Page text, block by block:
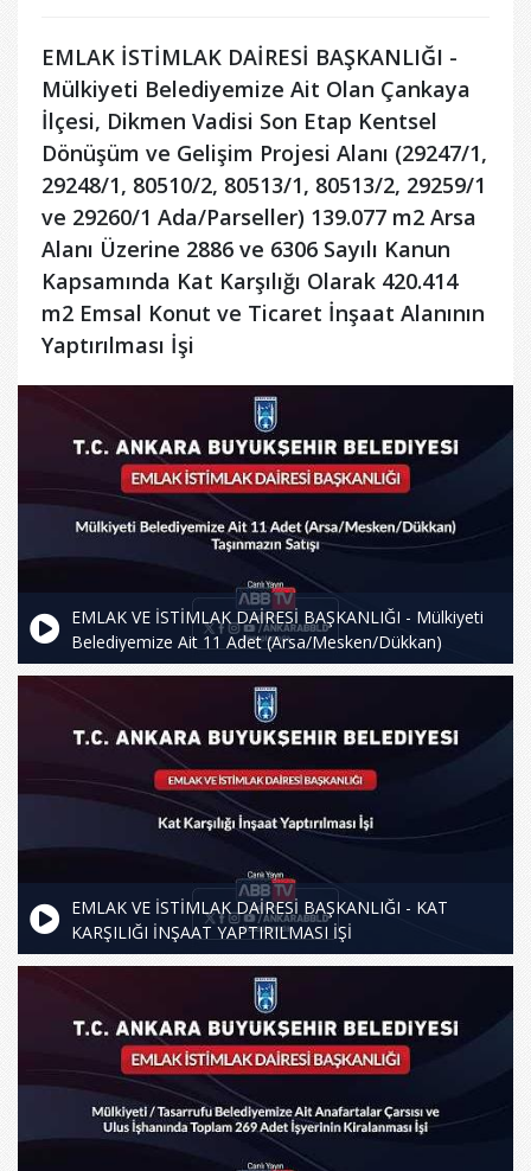
EMLAK İSTİMLAK DAİRESİ BAŞKANLIĞI -
Mülkiyeti Belediyemize Ait Olan Çankaya
İlçesi, Dikmen Vadisi Son Etap Kentsel
Dönüşüm ve Gelişim Projesi Alanı (29247/1,
29248/1, 80510/2, 80513/1, 80513/2, 29259/1
ve 29260/1 Ada/Parseller) 139.077 m2 Arsa
Alanı Üzerine 2886 ve 6306 Sayılı Kanun
Kapsamında Kat Karşılığı Olarak 420.414
m2 Emsal Konut ve Ticaret İnşaat Alanının
Yaptırılması İşi
EMLAK VE İSTİMLAK DAİRESİ BAŞKANLIĞI - Mülkiyeti
Belediyemize Ait 11 Adet (Arsa/Mesken/Dükkan)
Taşınmazın Satışı
EMLAK VE İSTİMLAK DAİRESİ BAŞKANLIĞI - KAT
KARŞILIĞI İNŞAAT YAPTIRILMASI İŞİ